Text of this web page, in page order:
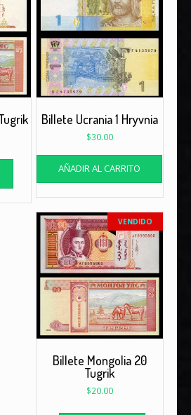
Billete Ucrania 1 Hryvnia
$30.00
AÑADIR AL CARRITO
VENDIDO
Billete Mongolia 20
Tugrik
$20.00